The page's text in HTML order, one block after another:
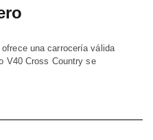
ofrece una carrocería válida
V40 Cross Country se